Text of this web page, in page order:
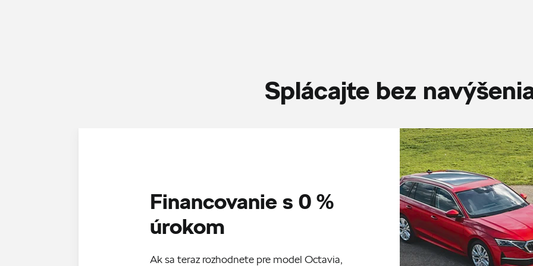
Splácajte bez
Financovanie s 0 %
úrokom
Ak sa teraz rozhodnete pre model Octavia,